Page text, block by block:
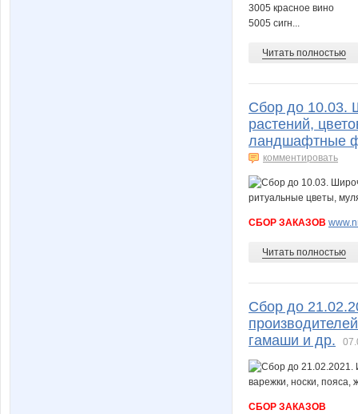
3005 красное вино
5005 сигн...
Читать полностью
Сбор до 10.03.
растений,
ландшафтные
комментировать
СБОР ЗАКАЗОВ
Читать полностью
Сбор до
гамаши и др.
СБОР ЗАКАЗОВ